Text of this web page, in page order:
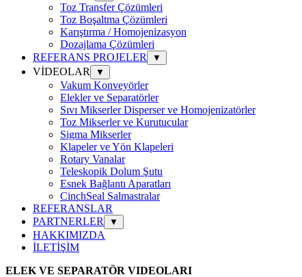
Toz Transfer Çözümleri
Toz Boşaltma Çözümleri
Karıştırma / Homojenizasyon
Dozajlama Çözümleri
REFERANS PROJELER
▼
VİDEOLAR ▼
Vakum Konveyörler
Elekler ve Separatörler
Sıvı Mikserler Disperser ve Homojenizatörler
Toz Mikserler ve Kurutucular
Sigma Mikserler
Klapeler ve Yön Klapeleri
Rotary Vanalar
Teleskopik Dolum Şutu
Esnek Bağlantı Aparatları
CinchSeal Salmastralar
REFERANSLAR
PARTNERLER
▼
HAKKIMIZDA
İLETİŞİM
ELEK VE SEPARATÖR VIDEOLARI